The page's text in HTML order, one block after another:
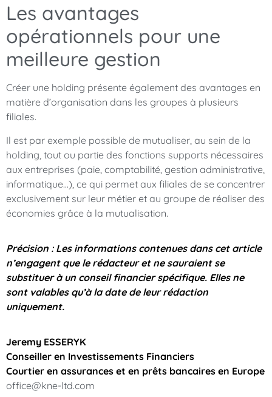
Les avantages
opérationnels pour une
meilleure gestion
Créer une holding présente également des avantages en
matière d’organisation dans les groupes à plusieurs
filiales.
Il est par exemple possible de mutualiser, au sein de la
holding, tout ou partie des fonctions supports nécessaires
aux entreprises (paie, comptabilité, gestion administrative,
informatique…), ce qui permet aux filiales de se concentrer
exclusivement sur leur métier et au groupe de réaliser des
économies grâce à la mutualisation.
Précision : Les informations contenues dans cet article
n’engagent que le rédacteur et ne sauraient se
substituer à un conseil financier spécifique. Elles ne
sont valables qu’à la date de leur rédaction
uniquement.
Jeremy ESSERYK
Conseiller en Investissements Financiers
Courtier en assurances et en prêts bancaires en Europe
office@kne-ltd.com